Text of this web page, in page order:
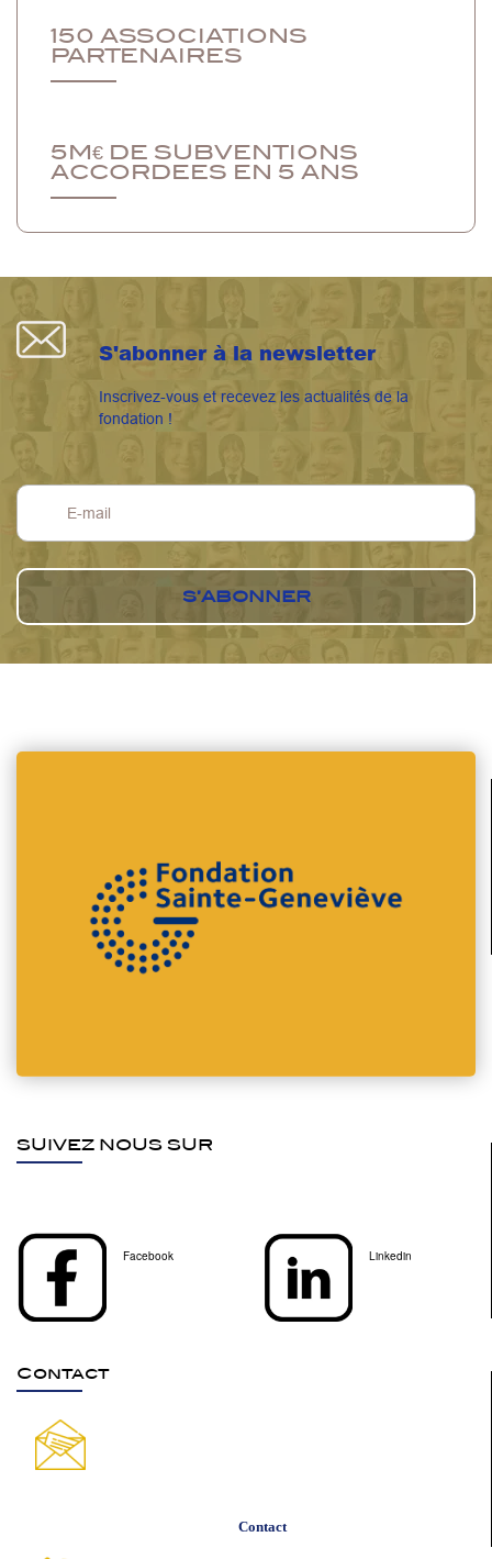
150 ASSOCIATIONS
PARTENAIRES
5M€ DE SUBVENTIONS
ACCORDEES EN 5 ANS
S'abonner à la newsletter
Inscrivez-vous et recevez les actualités de la
fondation !
SUIVEZ NOUS SUR
Facebook Linkedin
Contact
Contact